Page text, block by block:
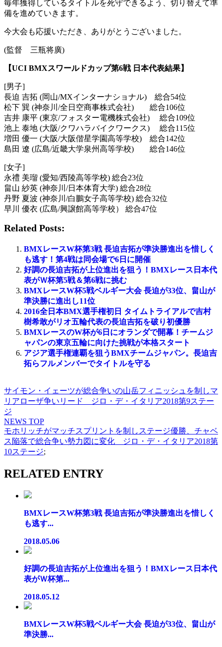
毎年獲得しているタイトルを死守できるよう、切り替えて準
備を進めていきます。
今大会も応援いただき、ありがとうございました。
(監督 三瓶将廣)
【UCI BMXスワールドカップ第6戦 日本代表結果】
[男子]
長迫 吉拓 (岡山/MXインターナショナル) 総合54位
松下 巽 (神奈川/全日空商事株式会社) 総合106位
吉井 康平 (東京/フォスター電機株式会社) 総合109位
池上 泰地 (大阪/クワハラバイクワークス) 総合115位
増田 優一 (大阪/大阪偕星学園高等学校) 総合142位
島田 遼 (広島/近畿大学泉州高等学校) 総合146位
[女子]
永禮 美瑠 (愛知/西陵高等学校) 総合23位
畠山 紗英 (神奈川/日本体育大学) 総合28位
丹野 夏波 (神奈川/白鵬女子高等学校) 総合32位
早川 優衣 (広島/興譲館高等学校） 総合47位
Related Posts:
BMXレースW杯第3戦 長迫吉拓が準決勝進出を惜しく
も逃す！第4戦は同会場で6日に開催
好調の長迫吉拓が上位進出を狙う！BMXレース日本代
表がＷ杯第5戦＆第6戦に挑む
BMXレースW杯5戦ベルギー大会 長迫が33位、畠山が
準決勝に進出し11位
2016全日本BMX選手権初日 タイムトライアルで吉村
樹希敢がリオ五輪代表の長迫吉拓を破り初優勝
BMXレースのW杯が6日にオランダで開幕！チームジ
ャパンの東京五輪に向けた挑戦が本格スタート
アジア選手権連覇を狙うBMXチームジャパン。長迫吉
拓らフルメンバーでタイトルを守る
サイモン・イェーツが総合争いの山岳フィニッシュを制しマ
リアローザ争いリード ジロ・デ・イタリア2018第9ステー
ジ
NEWS TOP
モホリッチがマッチスプリントを制しステージ優勝、チャベ
ス陥落で総合争い勢力図に変化 ジロ・デ・イタリア2018第
10ステージ;
RELATED ENTRY
BMXレースW杯第3戦 長迫吉拓が準決勝進出を惜しく
も逃す...
2018.05.06
好調の長迫吉拓が上位進出を狙う！BMXレース日本代
表がＷ杯第...
2018.05.12
BMXレースW杯5戦ベルギー大会 長迫が33位、畠山が
準決勝...